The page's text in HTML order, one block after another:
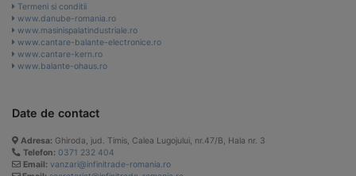
Termeni si conditii
www.danube-romania.ro
www.masinispalatindustriale.ro
www.cantare-balante-electronice.ro
www.cantare-kern.ro
www.balante-ohaus.ro
Date de contact
Adresa: Ghiroda, jud. Timis, Calea Lugojului, nr.47/B, Hala nr. 3
Telefon: 0371 232 404
Email: vanzari@infinitrade-romania.ro